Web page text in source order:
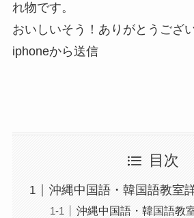
れ物です。
おいしいそう！ありがとうござ
iphoneから送信
目次
沖縄中国語・韓国語教室
沖縄中国語・韓国語教